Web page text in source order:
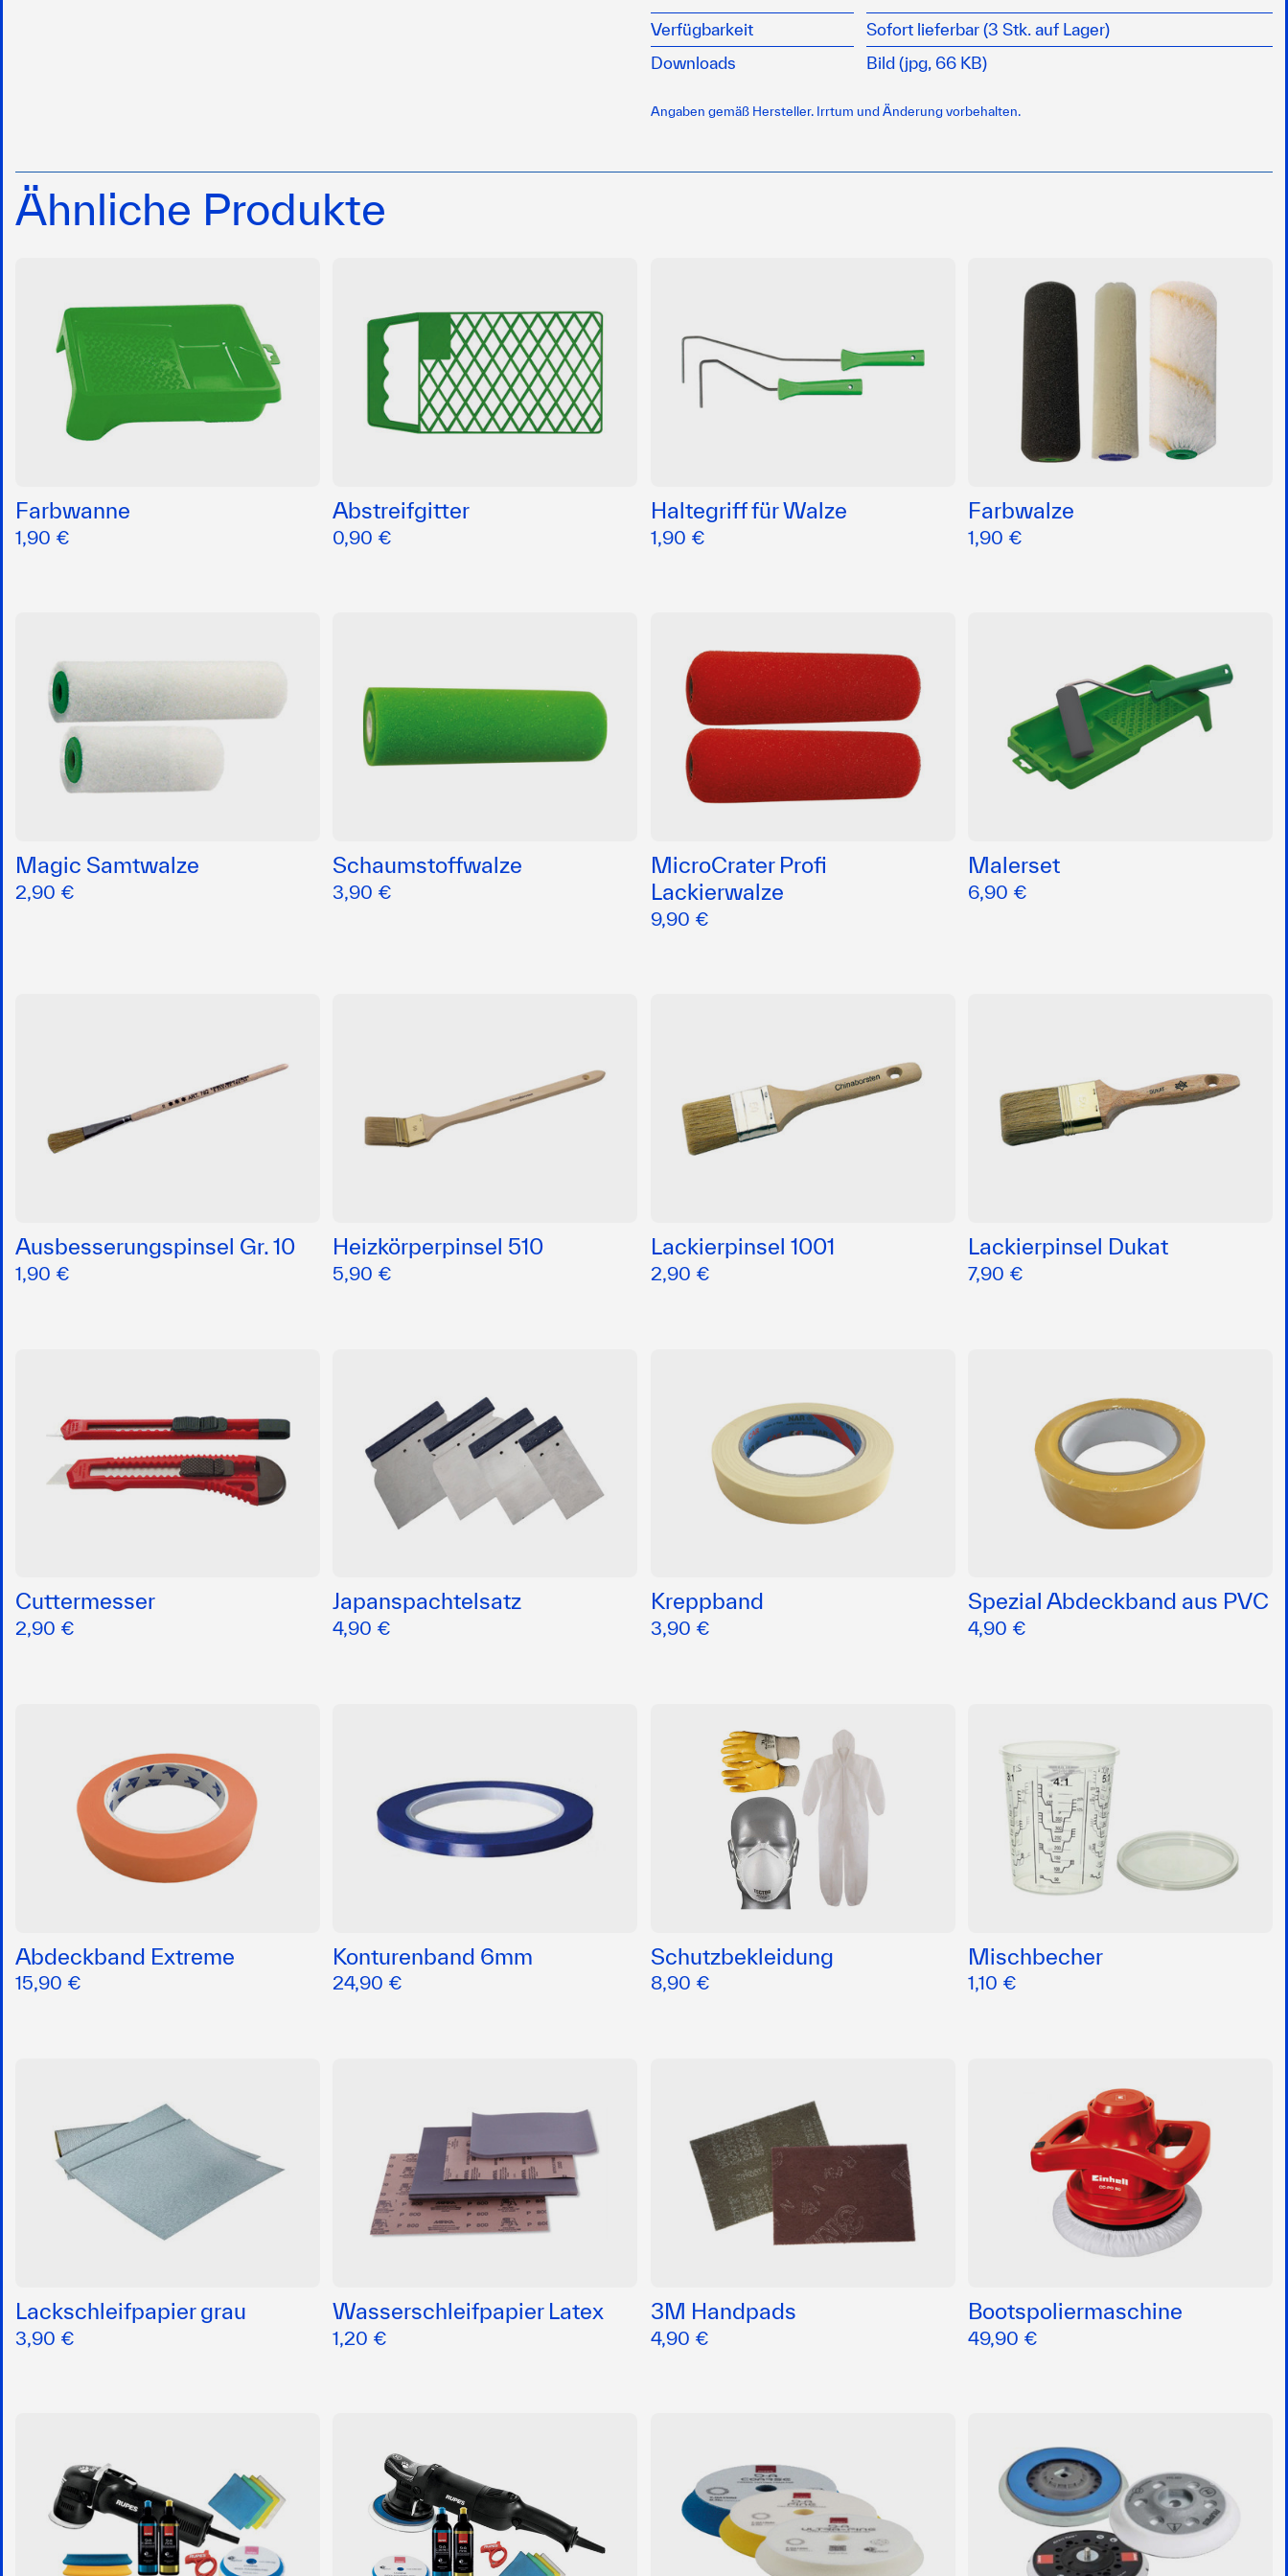
Verfügbarkeit
Sofort lieferbar (3 Stk. auf Lager)
Downloads
Bild (jpg, 66 KB)
Angaben gemäß Hersteller. Irrtum und Änderung vorbehalten.
Ähnliche Produkte
Farbwanne
1,90 €
Abstreifgitter
0,90 €
Haltegriff für Walze
1,90 €
Farbwalze
1,90 €
Magic Samtwalze
2,90 €
Schaumstoffwalze
3,90 €
MicroCrater Profi
Lackierwalze
9,90 €
Malerset
6,90 €
Ausbesserungspinsel Gr. 10
1,90 €
Heizkörperpinsel 510
5,90 €
Lackierpinsel 1001
2,90 €
Lackierpinsel Dukat
7,90 €
Cuttermesser
2,90 €
Japanspachtelsatz
4,90 €
Kreppband
3,90 €
Spezial Abdeckband aus PVC
4,90 €
Abdeckband Extreme
15,90 €
Konturenband 6mm
24,90 €
Schutzbekleidung
8,90 €
Mischbecher
1,10 €
Lackschleifpapier grau
3,90 €
Wasserschleifpapier Latex
1,20 €
3M Handpads
4,90 €
Bootspoliermaschine
49,90 €